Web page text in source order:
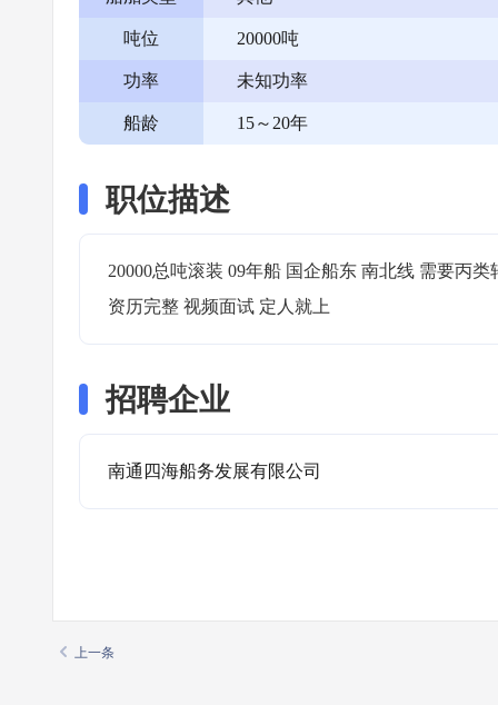
吨位 20000吨
功率 未知功率
船龄 15～20年
职位描述
20000总吨滚装 09年船 国企船东 南北线 需要丙
资历完整 视频面试 定人就上
招聘企业
南通四海船务发展有限公司
上一条